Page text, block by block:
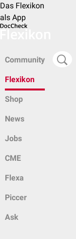
Das Flexikon
als App
Community
Flexikon
Shop
News
Jobs
CME
Flexa
Piccer
Ask